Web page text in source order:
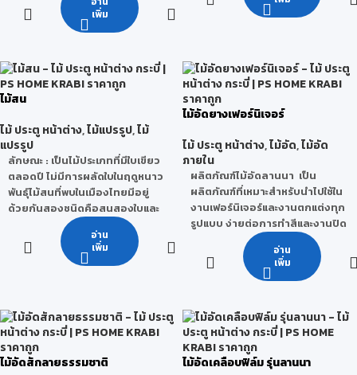
ปอร์ตแลนด์คุณภาพสูง จากนั้นทำ
มาขึ้นรูปและอัดด้วยแรงดันสูง จน
เป็นเนื้อเดียวกันทั้งแผ่น
ลานนาซีเมนต์บอร์ดผ่านการ
รับรองมาตรฐานคุณภาพ
ISO9001:2008 และผ่านการ
มอก. 878-2537 และมาตรฐาน
ISO14001:2004 จึงสามารถมั่นใจ
ในการนำลานนาซีเมนต์บอร์ดไปใช้
ในงานก่อสร้างและงานตกแต่งได้
หลากหลาย
คุณสมบัติของลานนาซีเมนต์
ป้องกันเสียงรบกวนได้อย่างดี
เยี่ยม โดยมีอัตราการกันเสียง ที่
อาคาร ซึ่งช่วยให้บ้าน และอาคาร
เย็นสบาย
สไมล์บอร์ด ผ่านการรับรอง
มาตรฐานการทนไฟ จากประเทศ
เพิ่ม
: เสี้ยนมักจะฉีกติดกันเป็น
ไม่เรียบดีนัก หากใช้ในการก่อสร้าง
จะรับน้ำหนักมากๆไม่ได้ ใช้ในที่ต้อง
ตากแดตากฝนไม่ได้แต่ถ้าทาสี
น้ำมันป้องกันไว้ น้ำหนักต่อ 1
ปอนด์ ก็จะสามารถอยู่ได้
ประโยชน์: ใช้ทำบ้านเรือน,เครื่อง
เรือนเฉพาะที่มีราคาถูก ๆ สร้าง
บ้านใช้ทำฝา ทำฝ้าหรือส่วนที่ไม่
ต้องรับน้ำหนัก นิยมใช้กันเพราะ
ราคาถูกและหาง่าย
ไม้สน
ไม้ ประตู หน้าต่าง,ไม้แปรรูป,ไม้
แปรรูป
ลักษณะ : เป็นไม้ประเภทที่มีใบเขียว
ตลอดปี ไม่มีการผลัดใบในฤดูหนาว
พันธุ์ไม้สนที่พบในเมืองไทยมีอยู่
ด้วยกันสองชนิดคือสนสองใบและ
คุณสมบัติ
- ไม้สนยังถือเป็นไม้เนื้ออ่อน แม้ว่า
กับไม้เนื้อแข็งก็ตามแต่ก็ยังจัดให้อยู่
ในหมวดไม้เนื้ออ่อนอยู่
- เป็นไม้ธุรกิจที่ถือว่าหาซื้อได้ง่าย
- สามารถนำมาแปรรูปใช้งานได้
อ่าน
เพิ่ม
ไม้อัดยางเฟอร์นิเจอร์
ไม้ ประตู หน้าต่าง,ไม้อัด,ไม้อัด
ภายใน
ผลิตภัณฑ์ไม้อัดลานนา เป็น
ผลิตภัณฑ์ที่เหมาะสำหรับนำไปใช้ใน
งานเฟอร์นิเจอร์และงานตกแต่งทุก
รูปแบบ ง่ายต่อการทำสีและงานปิด
ผิวต่างๆ จบงานเรียบร้อย
คุณภาพและขนาดได้มาตรฐาน
ผนวกกับการคัดสรรวัตถุดิบที่มี
ต้องการของลูกค้า รวมทั้งเป็นมิตร
กับสิ่งแวดล้อม ซี่งรุ่นไม้อัดยาง
ลานนาเกรดกาว E1 และมีไม้อัดยาง
ที่ผ่านการทดสอบตามมาตรฐาน
อ่าน
เพิ่ม
ไม้อัดสักลายธรรมชาติ
ไม้อัดเคลือบฟิล์ม รุ่นลานนา